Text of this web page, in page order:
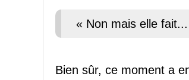
« Non mais elle
Bien sûr, ce moment a